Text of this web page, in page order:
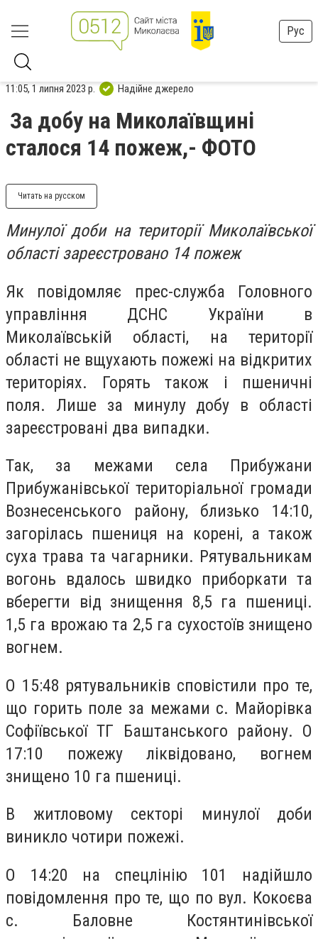
Рус
11:05, 1 липня 2023 р. Надійне джерело
За добу на Миколаївщині
сталося 14 пожеж,- ФОТО
Читать на русском
Минулої доби на території Миколаївської
області зареєстровано 14 пожеж
Як повідомляє прес-служба Головного
управління ДСНС України в
Миколаївській області, на території
області не вщухають пожежі на відкритих
територіях. Горять також і пшеничні
поля. Лише за минулу добу в області
зареєстровані два випадки.
Так, за межами села Прибужани
Прибужанівської територіальної громади
Вознесенського району, близько 14:10,
загорілась пшениця на корені, а також
суха трава та чагарники. Рятувальникам
вогонь вдалось швидко приборкати та
вберегти від знищення 8,5 га пшениці.
1,5 га врожаю та 2,5 га сухостоїв знищено
вогнем.
О 15:48 рятувальників сповістили про те,
що горить поле за межами с. Майорівка
Софіївської ТГ Баштанського району. О
17:10 пожежу ліквідовано, вогнем
знищено 10 га пшениці.
В житловому секторі минулої доби
виникло чотири пожежі.
О 14:20 на спецлінію 101 надійшло
повідомлення про те, що по вул. Кокоєва
с. Баловне Костянтинівської